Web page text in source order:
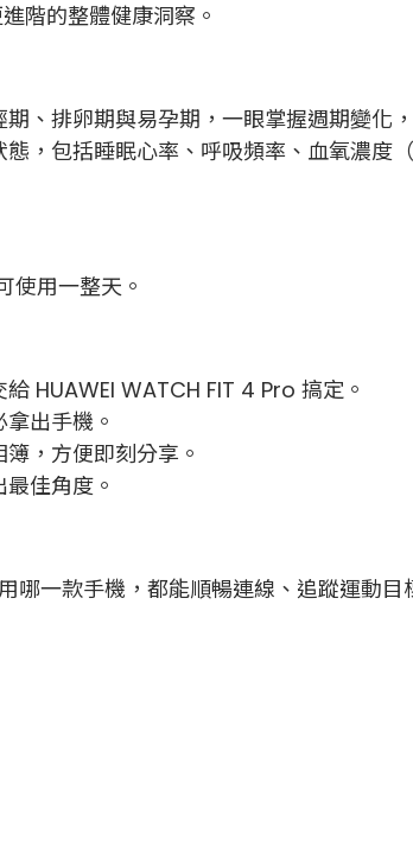
階的整體健康洞察。
、排卵期與易孕期，一眼掌握週期變化
，包括睡眠心率、呼吸頻率、血氧濃度
使用一整天。
HUAWEI WATCH FIT 4 Pro 搞定。
出手機。
，方便即刻分享。
佳角度。
一款手機，都能順暢連線、追蹤運動